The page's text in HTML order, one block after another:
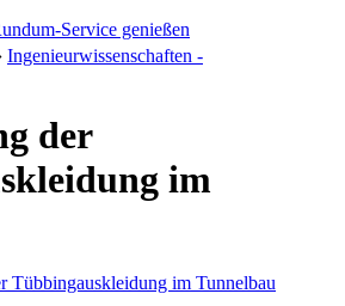
Service genießen
Ingenieurwissenschaften -
der
im